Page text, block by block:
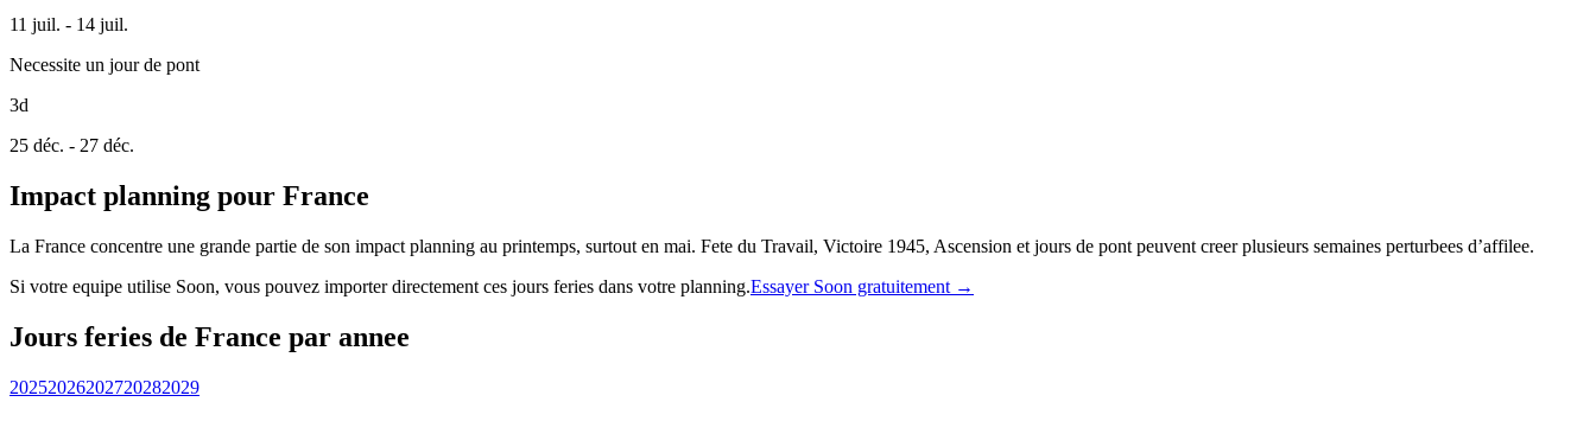
11 juil. - 14 juil.
Necessite un jour de pont
3d
25 déc. - 27 déc.
Impact planning pour France
La France concentre une grande partie de son impact planning au printemps, surtout en mai. Fete du Travail, Victoire 1945, Ascension et jours de pont peuvent creer plusieurs semaines perturbees d’affilee.
Si votre equipe utilise Soon, vous pouvez importer directement ces jours feries dans votre planning.Essayer Soon gratuitement →
Jours feries de France par annee
20252026202720282029